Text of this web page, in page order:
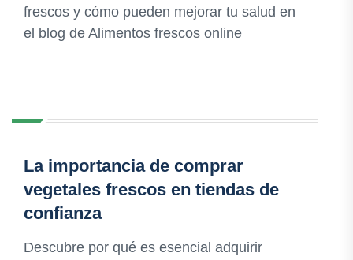
frescos y cómo pueden mejorar tu salud en
el blog de Alimentos frescos online
La importancia de comprar
vegetales frescos en tiendas de
confianza
Descubre por qué es esencial adquirir